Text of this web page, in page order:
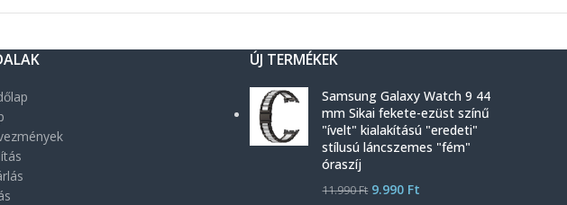
ÚJ TERMÉKEK
Samsung Galaxy Watch 9 44
mm Sikai fekete-ezüst színű
"ívelt" kialakítású "eredeti"
stílusú láncszemes "fém"
óraszíj
11.990Ft 9.990 Ft